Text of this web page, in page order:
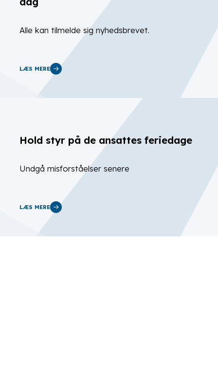
Alle kan tilmelde sig nyhedsbrevet.
LÆS MERE
Hold styr på de ansattes feriedage
Undgå misforståelser senere
LÆS MERE